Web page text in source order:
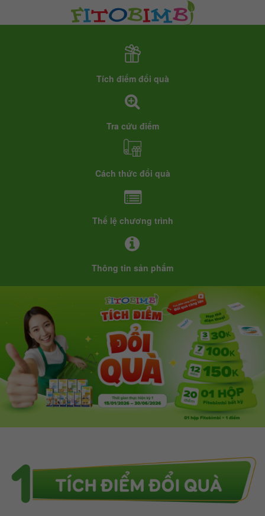
Tích điểm đổi quà
Tra cứu điểm
Cách thức đổi quà
Thể lệ chương trình
Thông tin sản phẩm